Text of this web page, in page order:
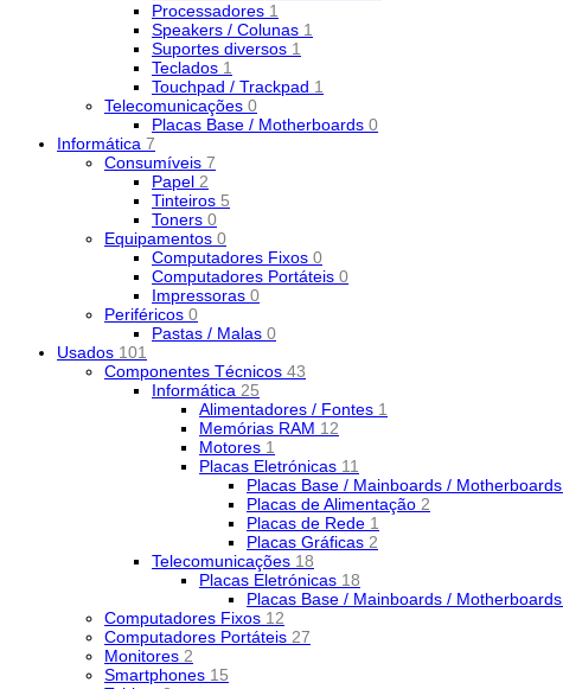
Processadores 1
Speakers / Colunas 1
Suportes diversos 1
Teclados 1
Touchpad / Trackpad 1
Telecomunicações 0
Placas Base / Motherboards 0
Informática 7
Consumíveis 7
Papel 2
Tinteiros 5
Toners 0
Equipamentos 0
Computadores Fixos 0
Computadores Portáteis 0
Impressoras 0
Periféricos 0
Pastas / Malas 0
Usados 101
Componentes Técnicos 43
Informática 25
Alimentadores / Fontes 1
Memórias RAM 12
Motores 1
Placas Eletrónicas 11
Placas Base / Mainboards / Motherboards
Placas de Alimentação 2
Placas de Rede 1
Placas Gráficas 2
Telecomunicações 18
Placas Eletrónicas 18
Placas Base / Mainboards / Motherboards
Computadores Fixos 12
Computadores Portáteis 27
Monitores 2
Smartphones 15